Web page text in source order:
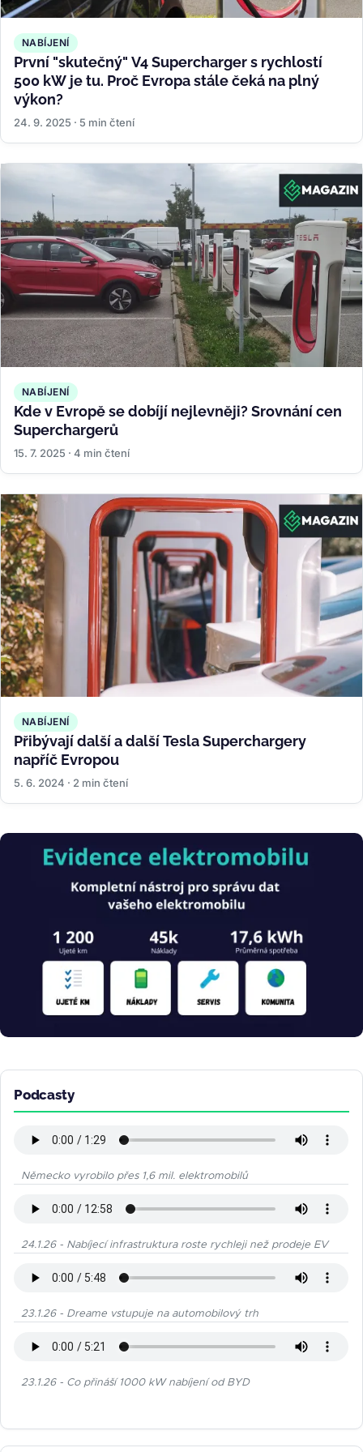
NABÍJENÍ
První "skutečný" V4 Supercharger s rychlostí
500 kW je tu. Proč Evropa stále čeká na plný
výkon?
24. 9. 2025 · 5 min čtení
NABÍJENÍ
Kde v Evropě se dobíjí nejlevněji? Srovnání cen
Superchargerů
15. 7. 2025 · 4 min čtení
NABÍJENÍ
Přibývají další a další Tesla Superchargery
napříč Evropou
5. 6. 2024 · 2 min čtení
Obrázek
Podcasty
Německo vyrobilo přes 1,6 mil. elektromobilů
24.1.26 - Nabíjecí infrastruktura roste rychleji než prodeje EV
23.1.26 - Dreame vstupuje na automobilový trh
23.1.26 - Co přináší 1000 kW nabíjení od BYD